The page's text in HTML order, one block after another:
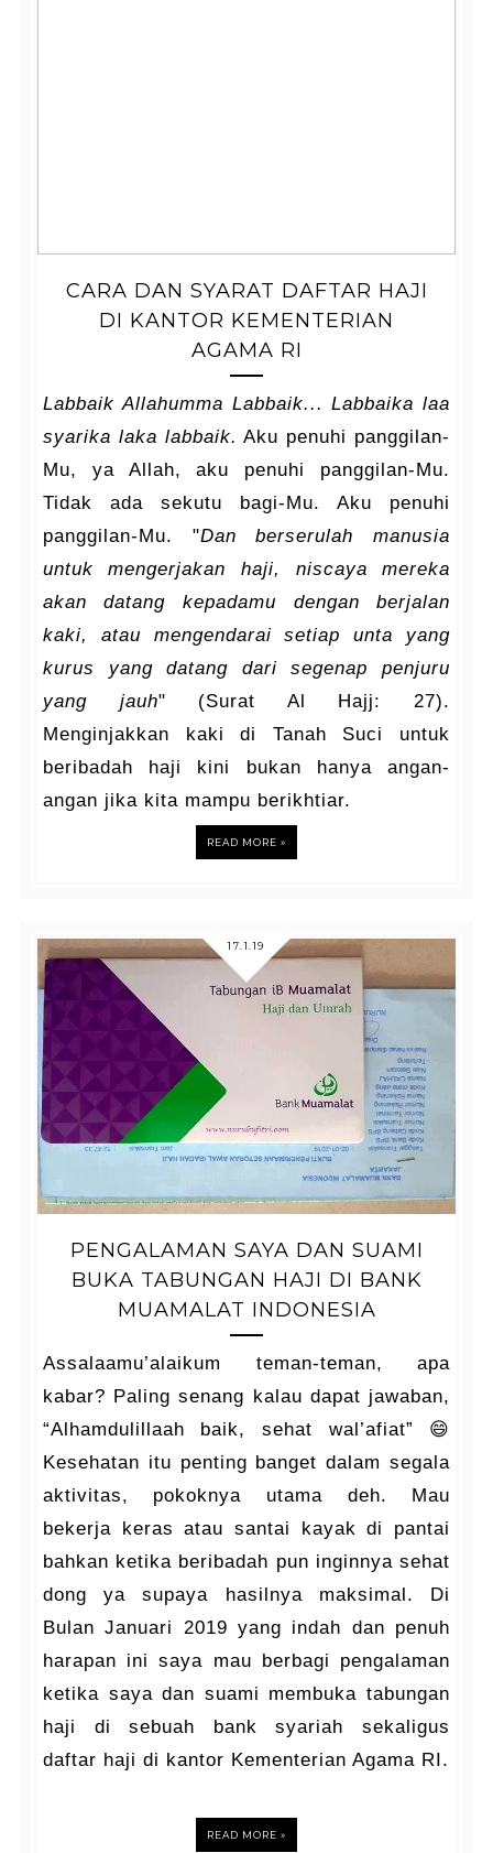
CARA DAN SYARAT DAFTAR HAJI
DI KANTOR KEMENTERIAN
AGAMA RI
Labbaik Allahumma Labbaik... Labbaika laa
syarika laka labbaik. Aku penuhi panggilan-
Mu, ya Allah, aku penuhi panggilan-Mu.
Tidak ada sekutu bagi-Mu. Aku penuhi
panggilan-Mu. "Dan berserulah manusia
untuk mengerjakan haji, niscaya mereka
akan datang kepadamu dengan berjalan
kaki, atau mengendarai setiap unta yang
kurus yang datang dari segenap penjuru
yang jauh" (Surat Al Hajj: 27).
Menginjakkan kaki di Tanah Suci untuk
beribadah haji kini bukan hanya angan-
angan jika kita mampu berikhtiar.
READ MORE »
17.1.19
PENGALAMAN SAYA DAN SUAMI
BUKA TABUNGAN HAJI DI BANK
MUAMALAT INDONESIA
Assalaamu’alaikum teman-teman, apa
kabar? Paling senang kalau dapat jawaban,
“Alhamdulillaah baik, sehat wal’afiat” 😄
Kesehatan itu penting banget dalam segala
aktivitas, pokoknya utama deh. Mau
bekerja keras atau santai kayak di pantai
bahkan ketika beribadah pun inginnya sehat
dong ya supaya hasilnya maksimal. Di
Bulan Januari 2019 yang indah dan penuh
harapan ini saya mau berbagi pengalaman
ketika saya dan suami membuka tabungan
haji di sebuah bank syariah sekaligus
daftar haji di kantor Kementerian Agama RI.
READ MORE »